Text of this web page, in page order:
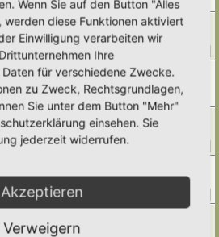
«Do 19. Mär 2026, 19:17
des Teiches ??
« Fr 20. Feb 2026, 16:29
So 25. Jan 2026, 21:29
«Mo 16. Jun 2025, 13:32
Wenn Sie auf den Button "Alles
diese Funktionen aktiviert
Einwilligung verarbeiten wir
Ihre
für verschiedene Zwecke.
zu Zweck, Rechtsgrundlagen,
Sie unter dem Button "Mehr"
einsehen. Sie
jederzeit widerrufen.
Akzeptieren
Verweigern